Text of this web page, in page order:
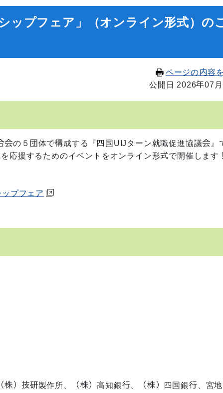
ップフェア」（オンライン形式）の
ページの内容
公開日 2026年07
の５団体で構成する『四国UIJターン就職促進協議会』
応援するためのイベントをオンライン形式で開催します
プフェア
）技研製作所、（株）高知銀行、（株）四国銀行、宮